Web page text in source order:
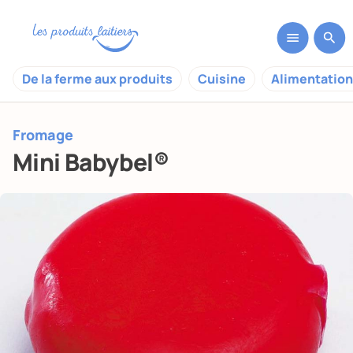
De la ferme aux produits Cuisine
Fromage
Mini Babybel®